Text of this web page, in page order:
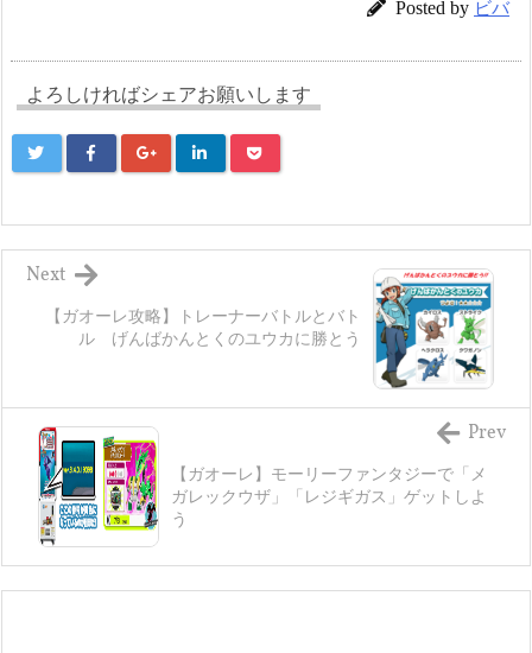
Posted by ビバ
よろしければシェアお願いします
【ガオーレ攻略】トレーナーバトルとバト
ル げんばかんとくのユウカに勝とう
Next
【ガオーレ】モーリーファンタジーで「メ
ガレックウザ」「レジギガス」ゲットしよ
う
Prev